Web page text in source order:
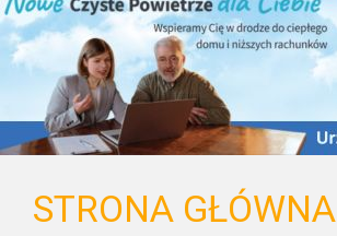
STRONA GŁÓWNA